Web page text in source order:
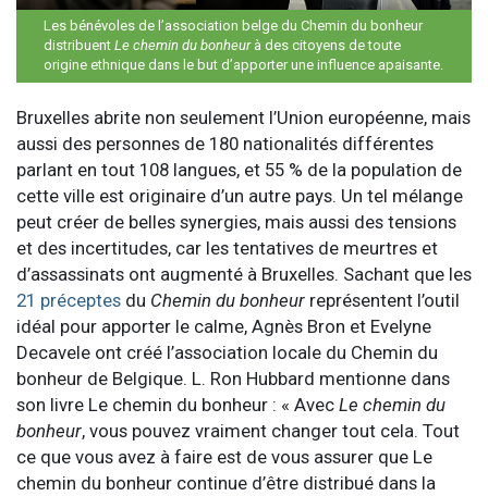
Les bénévoles de l’association belge du Chemin du bonheur
distribuent Le chemin du bonheurà des citoyens de toute
origine ethnique dans le but d’apporter une influence apaisante.
Bruxelles abrite non seulement l’Union européenne, mais
aussi des personnes de 180 nationalités différentes
parlant en tout 108 langues, et 55 % de la population de
cette ville est originaire d’un autre pays. Un tel mélange
peut créer de belles synergies, mais aussi des tensions
et des incertitudes, car les tentatives de meurtres et
d’assassinats ont augmenté à Bruxelles. Sachant que les
21 préceptes du Chemin du bonheur représentent l’outil
idéal pour apporter le calme, Agnès Bron et Evelyne
Decavele ont créé l’association locale du Chemin du
bonheur de Belgique. L. Ron Hubbard mentionne dans
son livre Le chemin du bonheur : « Avec Le chemin du
bonheur, vous pouvez vraiment changer tout cela. Tout
ce que vous avez à faire est de vous assurer que Le
chemin du bonheur continue d’être distribué dans la